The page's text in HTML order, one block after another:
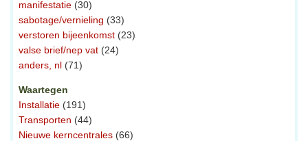
manifestatie (30)
sabotage/vernieling (33)
verstoren bijeenkomst (23)
valse brief/nep vat (24)
anders, nl (71)
Waartegen
Installatie (191)
Transporten (44)
Nieuwe kerncentrales (66)